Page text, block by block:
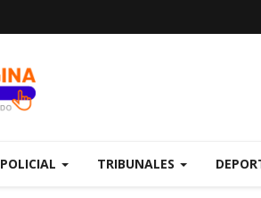
POLICIAL TRIBUNALES